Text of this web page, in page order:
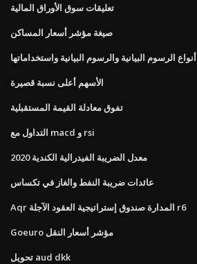
تعليقات سوق الأوراق المالية
صيغة مؤشر أسعار المساكن
أنواع الرسوم البيانية والرسوم البيانية واستخداماتها
الأسهم أعلى نسبة قصيرة
تفوق معادلة القيمة المستقبلية
التداول مع macd و rsi
معدل الضريبة الفيدرالية الكندية 2020
عائدات ضريبة النفط والغاز في تكساس
Aqr المدارة صندوق إستراتيجية العقود الآجلة r6
Goeuro مؤشر أسعار النقل
تحويل aud dkk